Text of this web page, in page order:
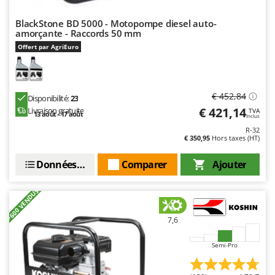
Mastercook
Masterpro
McCulloch
MCH
Michelin
Mille
More than chef
MOSA
Mowox
MTD
BlackStone BD 5000 - Motopompe diesel auto-
amorçante - Raccords 50 mm
Offert par AgriEuro
Disponibilité:23
Livraison gratuite
13 août - 17 août
€ 452,84
€ 421,14 TVA
Inclus
R-32
€ 350,95 Hors taxes (HT)
Ajouter
Comparer
Données techniques
+600 VENDUS 7,6
Semi-Pro